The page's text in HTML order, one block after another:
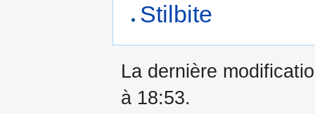
Stilbite
La dernière
à 18:53.